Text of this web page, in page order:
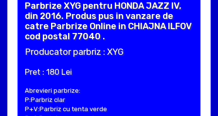
Parbrize XYG pentru HONDA JAZZ IV,
din 2016. Produs pus in vanzare de
catre Parbrize Online in CHIAJNA ILFOV
cod postal 77040 .
Producator parbriz : XYG
Pret : 180 Lei
Abrevieri parbrize:
P:Parbriz clar
P+V:Parbriz cu tenta verde